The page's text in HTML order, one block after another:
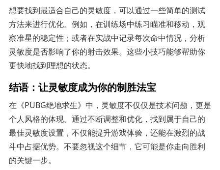
想要找到最适合自己的灵敏度，可以通过一些简单的测试
方法来进行优化。例如，在训练场中练习瞄准和移动，观
察准星的稳定性；或者在实战中记录每次命中情况，分析
灵敏度是否影响了你的射击效果。这些小技巧能够帮助你
更快地找到理想的状态。
结语：让灵敏度成为你的制胜法宝
在《PUBG绝地求生》中，灵敏度不仅仅是技术问题，更是
个人风格的体现。通过不断调整和优化，找到属于自己的
最佳灵敏度设置，不仅能提升游戏体验，还能在激烈的战
斗中占据优势。不要忽视这个细节，它可能是你走向胜利
的关键一步。